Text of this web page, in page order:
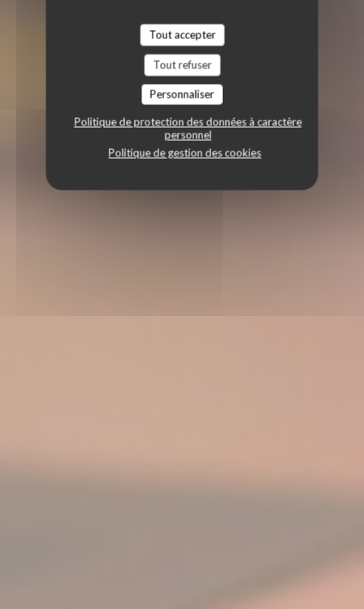
Tout accepter
Tout refuser
Personnaliser
Politique de protection des données à caractère
personnel
Politique de gestion des cookies